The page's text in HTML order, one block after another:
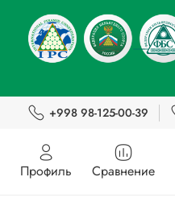
+998 98-125-00-39
Профиль Сравнение